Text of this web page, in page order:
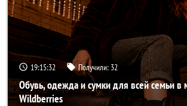
19:15:29 Получили: 32
Обувь, одежда и сумки для всей семьи в
Wildberries